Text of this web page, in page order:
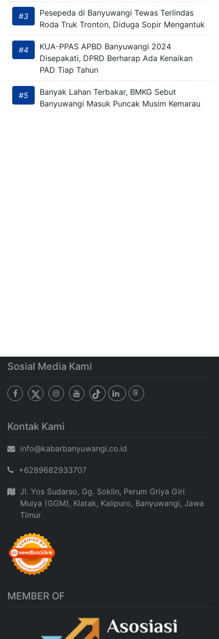
#3
Pesepeda di Banyuwangi Tewas Terlindas
Roda Truk Tronton, Diduga Sopir Mengantuk
#4
KUA-PPAS APBD Banyuwangi 2024
Disepakati, DPRD Berharap Ada Kenaikan
PAD Tiap Tahun
#5
Banyak Lahan Terbakar, BMKG Sebut
Banyuwangi Masuk Puncak Musim Kemarau
Sosial Media Kami
Kontak Kami
info@kabarbanyuwangi.co.id
+6289682933707
Jl. Yos Sudarso, Gg. Soklin, Perum Griya Giri
Mulya (GGM), Klatak, Kalipuro, Banyuwangi, Jawa
Timur
MEMBER OF